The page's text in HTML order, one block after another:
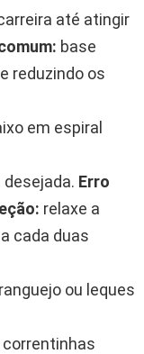
até atingir
base
reduzindo os
em espiral
Erro
relaxe a
cada duas
ou leques